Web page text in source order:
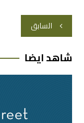
تصفّح
المقالات
السابق
شاهد ايضا